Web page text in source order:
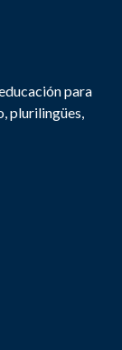
para
plurilingües,